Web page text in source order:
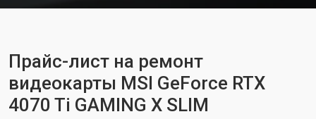
Прайс-лист на ремонт
видеокарты MSI GeForce RTX
4070 Ti GAMING X SLIM